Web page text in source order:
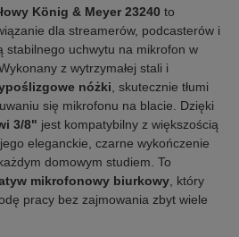
König & Meyer 23240 to
dla streamerów, podcasterów i
stabilnego uchwytu na mikrofon w
z wytrzymałej stali i
nóżki, skutecznie tłumi
się mikrofonu na blacie. Dzięki
3/8" jest kompatybilny z większością
eleganckie, czarne wykończenie
domowym studiem. To
mikrofonowy biurkowy, który
pracy bez zajmowania zbyt wiele